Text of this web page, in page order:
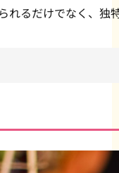
れるだけでなく、独